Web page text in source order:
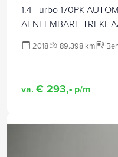
1.4 Turbo 170PK
AFNEEMBARE
CLIMATE CONTROL |
2018 89.398 km
va. € 293,- p/m